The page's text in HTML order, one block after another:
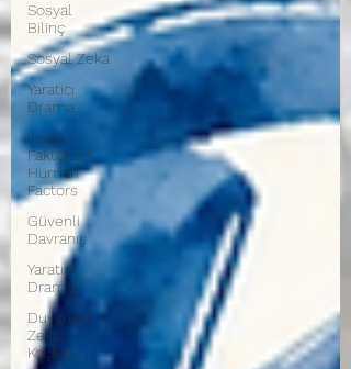
Sosyal
Bilinç
Sosyal Zeka
Yaratıcı
Drama
İnsan
Faktörleri -
Human
Factors
Güvenli
Davranış
Yaratıcı
Drama
Duygusal
Zeka
Koçluğu